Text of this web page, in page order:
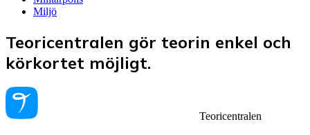
Miljö
Teoricentralen gör teorin enkel och
körkortet möjligt.
Teoricentralen